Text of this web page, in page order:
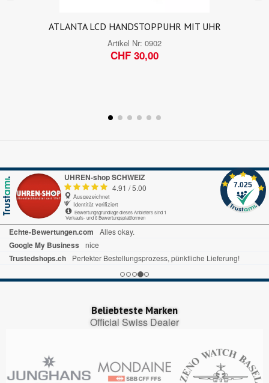
ATLANTA LCD HANDSTOPPUHR MIT UHR
Artikel Nr: 0902
CHF 30,00
UHREN-shop SCHWEIZ
4.91 /5.00
Ausgezeichnet
Identität verifiziert
Bewertungsgrundlage dieses Anbieters sind 1
Verkaufs- und 6 Bewertungsplattformen
7.025
Echte-Bewertungen.com Alles okay.
Google My Business nice
Trustedshops.ch Perfekter Bestellungsprozess, pünktliche Lieferung!
Beliebteste Marken
Official Swiss Dealer